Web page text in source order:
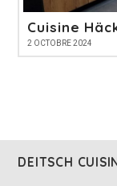
2 OCTOBRE 2024
DEITSCH